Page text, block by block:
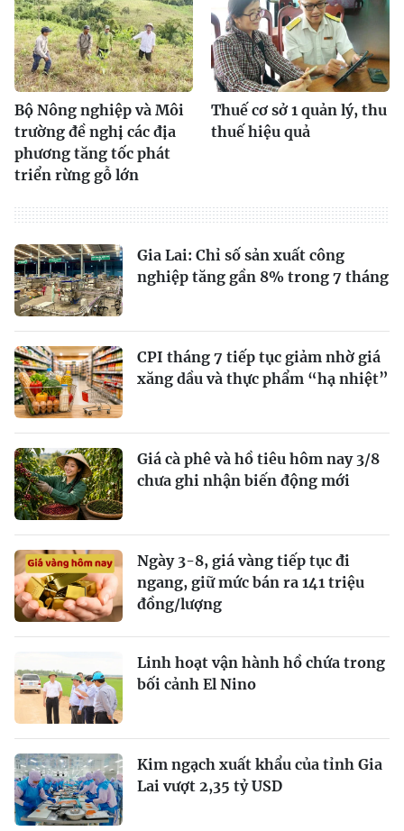
Bộ Nông nghiệp và Môi
trường đề nghị các địa
phương tăng tốc phát
triển rừng gỗ lớn
Thuế cơ sở 1 quản lý, thu
thuế hiệu quả
Gia Lai: Chỉ số sản xuất công
nghiệp tăng gần 8% trong 7 tháng
CPI tháng 7 tiếp tục giảm nhờ giá
xăng dầu và thực phẩm “hạ nhiệt”
Giá cà phê và hồ tiêu hôm nay 3/8
chưa ghi nhận biến động mới
Ngày 3-8, giá vàng tiếp tục đi
ngang, giữ mức bán ra 141 triệu
đồng/lượng
Linh hoạt vận hành hồ chứa trong
bối cảnh El Nino
Kim ngạch xuất khẩu của tỉnh Gia
Lai vượt 2,35 tỷ USD